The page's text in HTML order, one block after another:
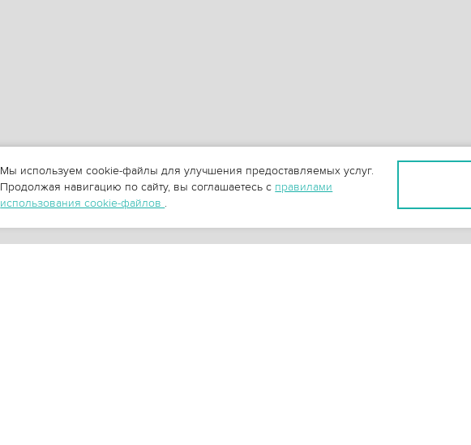
Мы используем cookie-файлы для улучшения предоставляемых услуг.
Продолжая навигацию по сайту, вы соглашаетесь с правилами
использования cookie-файлов .